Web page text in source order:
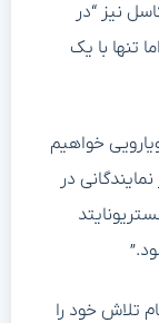
نیز “در
تنها با یک
خواهیم
در
تلاش خود را